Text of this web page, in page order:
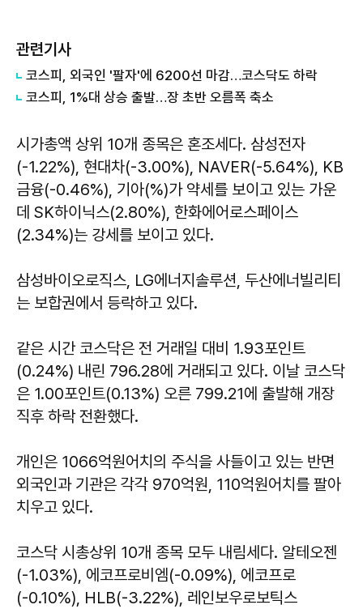
관련기사
코스피, 외국인 '팔자'에 6200선 마감…코스닥도 하락
코스피, 1%대 상승 출발…장 초반 오름폭 축소
시가총액 상위 10개 종목은 혼조세다. 삼성전자
(-1.22%), 현대차(-3.00%), NAVER(-5.64%), KB
금융(-0.46%), 기아(%)가 약세를 보이고 있는 가운
데 SK하이닉스(2.80%), 한화에어로스페이스
(2.34%)는 강세를 보이고 있다.
삼성바이오로직스, LG에너지솔루션, 두산에너빌리티
는 보합권에서 등락하고 있다.
같은 시간 코스닥은 전 거래일 대비 1.93포인트
(0.24%) 내린 796.28에 거래되고 있다. 이날 코스닥
은 1.00포인트(0.13%) 오른 799.21에 출발해 개장
직후 하락 전환했다.
개인은 1066억원어치의 주식을 사들이고 있는 반면
외국인과 기관은 각각 970억원, 110억원어치를 팔아
치우고 있다.
코스닥 시총상위 10개 종목 모두 내림세다. 알테오젠
(-1.03%), 에코프로비엠(-0.09%), 에코프로
(-0.10%), HLB(-3.22%), 레인보우로보틱스